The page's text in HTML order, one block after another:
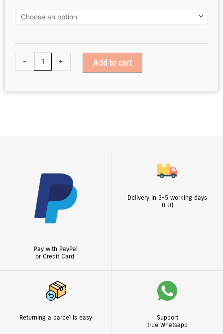
-
Sea
Green
+
Add to cart
Pay with PayPal
or Credit Card.
Delivery in 3-5 working days
(EU)
Returning a parcel is easy
Support
true Whatsapp